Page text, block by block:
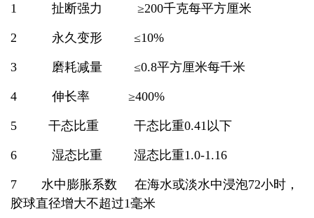
1 扯断强力 ≥200千克每平方厘米
2 永久变形 ≤10%
3 磨耗减量 ≤0.8平方厘米每千米
4 伸长率 ≥400%
5 干态比重 干态比重0.41以下
6 湿态比重 湿态比重1.0-1.16
7 水中膨胀系数 在海水或淡水中浸泡72小时，
胶球直径增大不超过1毫米